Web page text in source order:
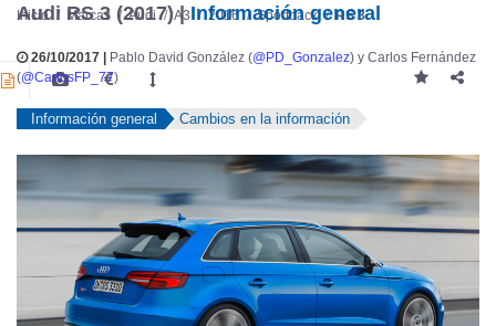
Inicio Marcas Audi A3 2016 Sportback RS 3
Audi RS 3 (2017) |Información general
26/10/2017 | Pablo David González (@PD_Gonzalez) y Carlos Fernández
(@CarlosFP_77)
Información general Cambios en la información